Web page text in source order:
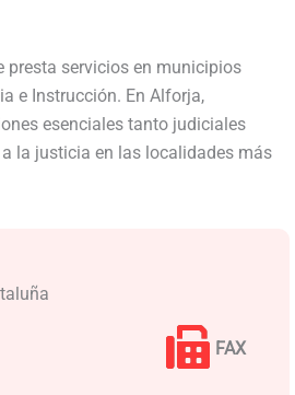
presta servicios en municipios
e Instrucción. En Alforja,
esenciales tanto judiciales
la justicia en las localidades más
FAX